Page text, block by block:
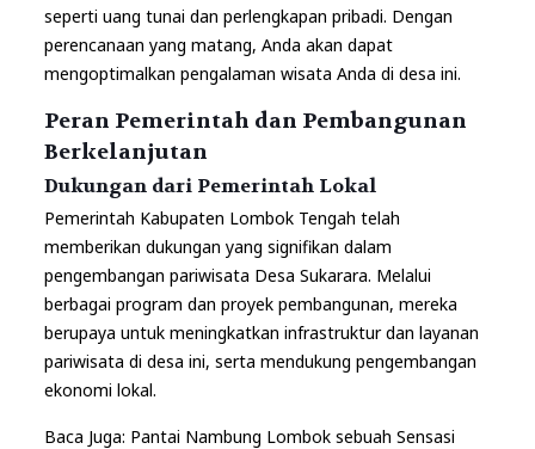
seperti uang tunai dan perlengkapan pribadi. Dengan
perencanaan yang matang, Anda akan dapat
mengoptimalkan pengalaman wisata Anda di desa ini.
Peran Pemerintah dan Pembangunan
Berkelanjutan
Dukungan dari Pemerintah Lokal
Pemerintah Kabupaten Lombok Tengah telah
memberikan dukungan yang signifikan dalam
pengembangan pariwisata Desa Sukarara. Melalui
berbagai program dan proyek pembangunan, mereka
berupaya untuk meningkatkan infrastruktur dan layanan
pariwisata di desa ini, serta mendukung pengembangan
ekonomi lokal.
Baca Juga: Pantai Nambung Lombok sebuah Sensasi